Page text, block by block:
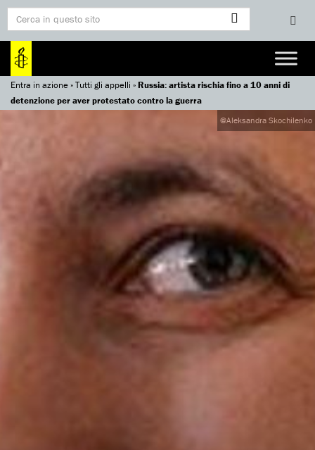
Entra in azione»Tutti gli appelli »Russia: artista rischia fino a 10 anni di
detenzione per aver protestato contro la guerra
@Aleksandra Skochilenko